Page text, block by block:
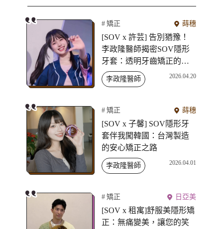
矯正 蒔穗
[SOV x 許芸] 告別猶豫！
李政隆醫師揭密SOV隱形
牙套：透明牙齒矯正的新
選擇
李政隆醫師 2026.04.20
矯正 蒔穗
[SOV x 子馨] SOV隱形牙
套伴我闖韓國：台灣製造
的安心矯正之路
李政隆醫師 2026.04.01
矯正 日亞美
[SOV x 租寓]舒服美隱形矯
正：無痛變美，讓您的笑